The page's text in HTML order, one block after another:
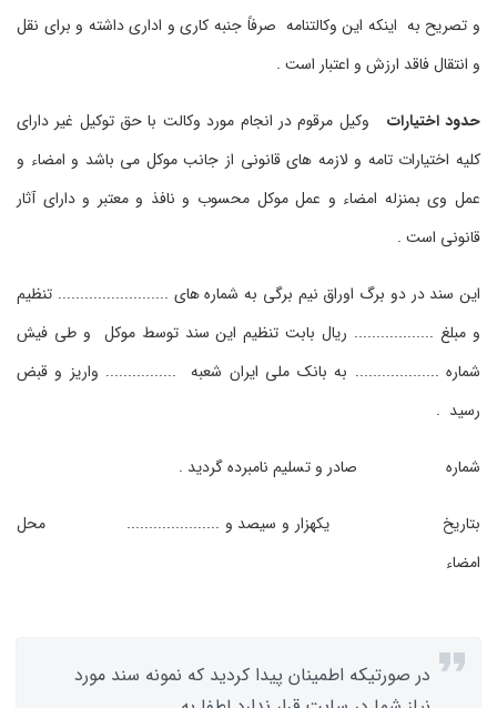
و تصریح به اینکه این وکالتنامه صرفاً جنبه کاری و اداری داشته و برای نقل
و انتقال فاقد ارزش و اعتبار است .
حدود اختیارات
وکیل مرقوم در انجام مورد وکالت با حق توکیل غیر دارای
کلیه اختیارات تامه و لازمه های قانونی از جانب موکل می باشد و امضاء و
عمل وی بمنزله امضاء و عمل موکل محسوب و نافذ و معتبر و دارای آثار
قانونی است .
این سند در دو برگ اوراق نیم برگی به شماره های ......................... تنظیم
و مبلغ .................. ریال بابت تنظیم این سند توسط موکل و طی فیش
شماره ................... به بانک ملی ایران شعبه ................ واریز و قبض
رسید .
شماره صادر و تسلیم نامبرده گردید .
بتاریخ یکهزار و سیصد و ..................... محل
امضاء
در صورتیکه اطمینان پیدا کردید که نمونه سند مورد